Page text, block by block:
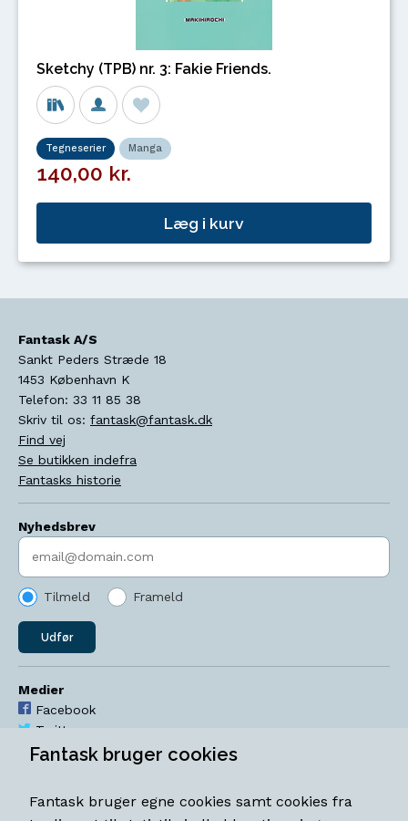
Sketchy (TPB) nr. 3: Fakie Friends.
Tegneserier Manga
140,00 kr.
Læg i kurv
Fantask A/S
Sankt Peders Stræde 18
1453 København K
Telefon: 33 11 85 38
Skriv til os: fantask@fantask.dk
Find vej
Se butikken indefra
Fantasks historie
Nyhedsbrev
Indtast søgeord
Tilmeld Frameld
Udfør
Medier
Facebook
Twitter
YouTube
Åbningstider
Fantask bruger cookies
Fantask bruger egne cookies samt cookies fra